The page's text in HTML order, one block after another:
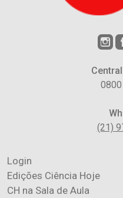
(21)
Login
Edições Ciência Hoje
CH na Sala de Aula